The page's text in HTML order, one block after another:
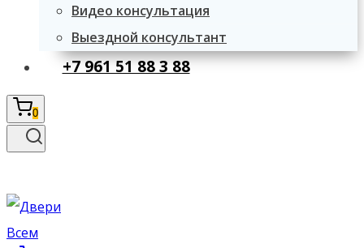
Видео консультация
Выездной консультант
+7 961 51 88 3 88
0